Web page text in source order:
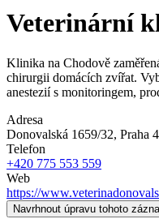
Veterinární
Klinika na Chodově
chirurgii domácích zvířat.
anestezií s monitoringem,
Adresa
Donovalská 1659/32, Praha
Telefon
+420 775 553 559
Web
https://
Navrhnout úpravu tohoto